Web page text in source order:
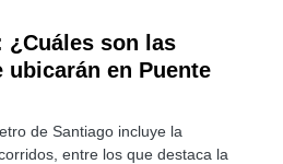
¿Cuáles son las
ubicarán en Puente
de Santiago incluye la
entre los que destaca la